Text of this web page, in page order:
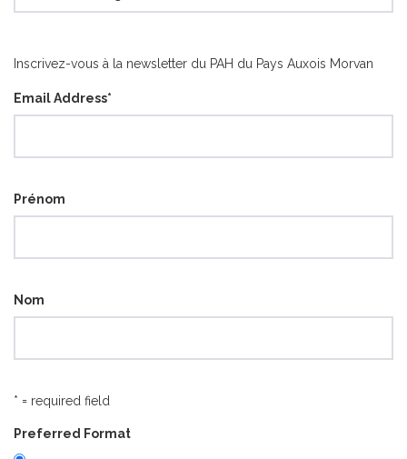
articles
Inscrivez-vous à la newsletter du PAH du Pays Auxois Morvan
Email Address*
Prénom
Nom
* = required field
Preferred Format